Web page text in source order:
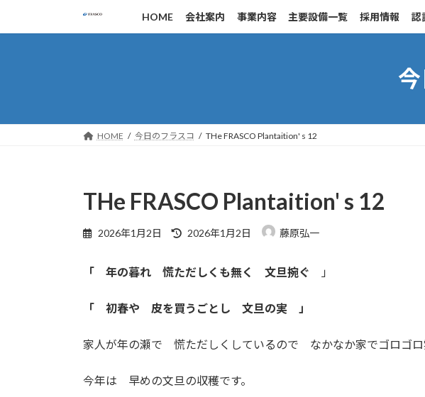
キ
に
HOME 会社案内 事業内容 主要設備一覧 採用情報 認
HOME 今日のフラスコ THe FRASCO Plantaition' s 12
THe FRASCO Plantaition' s 12
2026年1月2日
最
新
:
2026年1月2日 藤原弘一
「 年の暮れ 慌ただしくも無く 文旦捥ぐ 」
「 初春や 皮を買うごとし 文旦の実 」
家人が年の瀬で 慌ただしくしているので なかなか家でゴロゴロ
今年は 早めの文旦の収穫です。